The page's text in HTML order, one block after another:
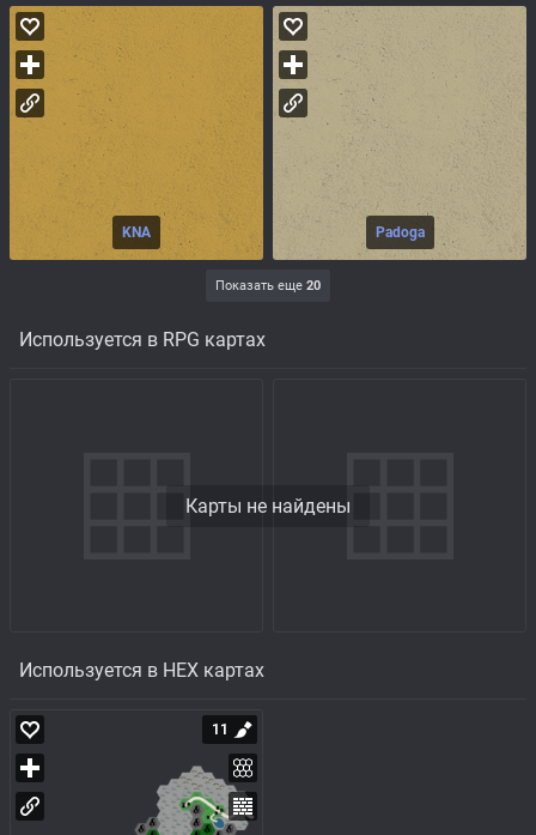
KNA Padoga
Показать еще 20
Используется в RPG картах
Карты не найдены
Используется в HEX картах
11